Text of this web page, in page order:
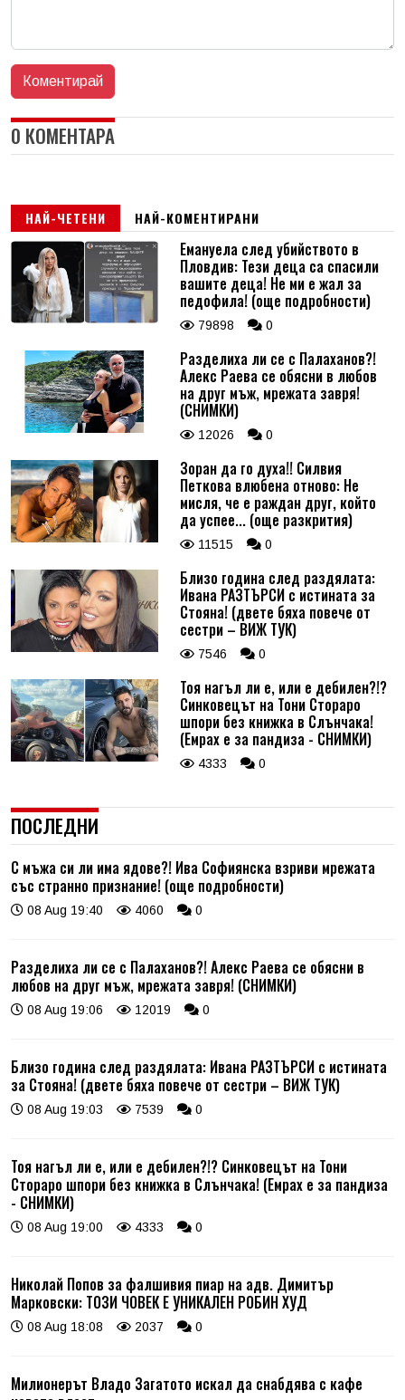
0 КОМЕНТАРА
НАЙ-ЧЕТЕНИ НАЙ-КОМЕНТИРАНИ
Емануела след убийството в
Пловдив: Тези деца са спасили
вашите деца! Не ми е жал за
педофила! (още подробности)
79898 0
Разделиха ли се с Палаханов?!
Алекс Раева се обясни в любов
на друг мъж, мрежата завря!
(СНИМКИ)
12026 0
Зоран да го духа!! Силвия
Петкова влюбена отново: Не
мисля, че е раждан друг, който
да успее... (още разкрития)
11515 0
Близо година след раздялата:
Ивана РАЗТЪРСИ с истината за
Стояна! (двете бяха повече от
сестри – ВИЖ ТУК)
7546 0
Тоя нагъл ли е, или е дебилен?!?
Синковецът на Тони Стораро
шпори без книжка в Слънчака!
(Емрах е за пандиза - СНИМКИ)
4333 0
ПОСЛЕДНИ
С мъжа си ли има ядове?! Ива Софиянска взриви мрежата
със странно признание! (още подробности)
08 Aug 19:40 4060 0
Разделиха ли се с Палаханов?! Алекс Раева се обясни в
любов на друг мъж, мрежата завря! (СНИМКИ)
08 Aug 19:06 12019 0
Близо година след раздялата: Ивана РАЗТЪРСИ с истината
за Стояна! (двете бяха повече от сестри – ВИЖ ТУК)
08 Aug 19:03 7539 0
Тоя нагъл ли е, или е дебилен?!? Синковецът на Тони
Стораро шпори без книжка в Слънчака! (Емрах е за пандиза
- СНИМКИ)
08 Aug 19:00 4333 0
Николай Попов за фалшивия пиар на адв. Димитър
Марковски: ТОЗИ ЧОВЕК Е УНИКАЛЕН РОБИН ХУД
08 Aug 18:08 2037 0
Милионерът Владо Загатото искал да снабдява с кафе